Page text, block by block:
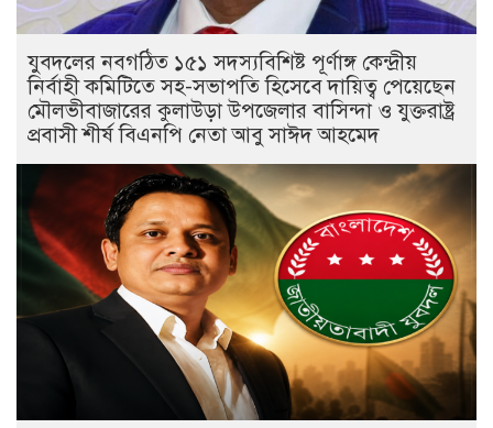
যুবদলের নবগঠিত ১৫১ সদস্যবিশিষ্ট পূর্ণাঙ্গ কেন্দ্রীয়
নির্বাহী কমিটিতে সহ-সভাপতি হিসেবে দায়িত্ব পেয়েছেন
মৌলভীবাজারের কুলাউড়া উপজেলার বাসিন্দা ও যুক্তরাষ্ট্র
প্রবাসী শীর্ষ বিএনপি নেতা আবু সাঈদ আহমেদ